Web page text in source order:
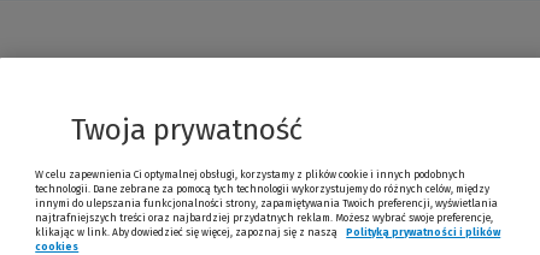
Twoja prywatność
W celu zapewnienia Ci optymalnej obsługi, korzystamy z plików cookie i innych podobnych
technologii. Dane zebrane za pomocą tych technologii wykorzystujemy do różnych celów, między
innymi do ulepszania funkcjonalności strony, zapamiętywania Twoich preferencji, wyświetlania
najtrafniejszych treści oraz najbardziej przydatnych reklam. Możesz wybrać swoje preferencje,
klikając w link. Aby dowiedzieć się więcej, zapoznaj się z naszą
Polityką prywatności i plików
cookies